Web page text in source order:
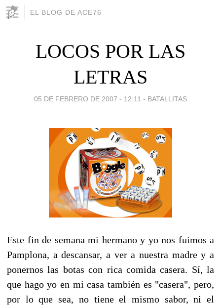
EL BLOG DE ACE76
LOCOS POR LAS
LETRAS
05 DE FEBRERO DE 2007 - 12:11 - BATALLITAS
Este fin de semana mi hermano y yo nos fuimos a
Pamplona, a descansar, a ver a nuestra madre y a
ponernos las botas con rica comida casera. Sí, la
que hago yo en mi casa también es "casera", pero,
por lo que sea, no tiene el mismo sabor, ni el